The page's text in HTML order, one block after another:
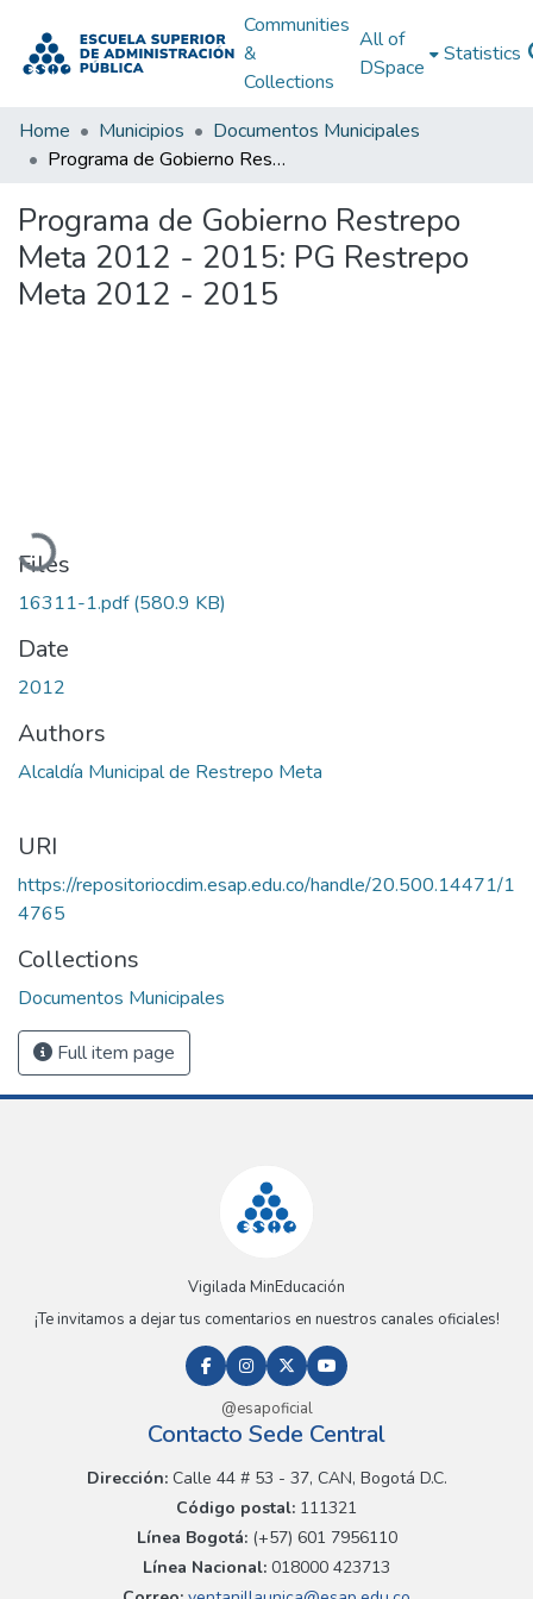
Communities
&
Collections
All of
DSpace
Statistics
Home Municipios
Documentos Municipales
Programa de Gobierno Restrepo Meta 2012 - 2015: PG Restrepo Meta 2012 - 2015
Programa de Gobierno Restrepo
Meta 2012 - 2015: PG Restrepo
Meta 2012 - 2015
Loading...
Files
16311-1.pdf(580.9 KB)
Date
2012
Authors
Alcaldía Municipal de Restrepo Meta
URI
https://repositoriocdim.esap.edu.co/handle/20.500.14471/1
4765
Collections
Documentos Municipales
Full item page
Vigilada MinEducación
¡Te invitamos a dejar tus comentarios en nuestros canales oficiales!
@esapoficial
Contacto Sede Central
Dirección:Calle 44 # 53 - 37, CAN, Bogotá D.C.
Código postal: 111321
Línea Bogotá:(+57) 601 7956110
Línea Nacional: 018000 423713